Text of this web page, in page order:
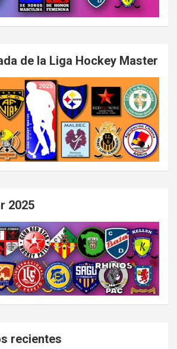
de la Liga Hockey Master
2025
recientes